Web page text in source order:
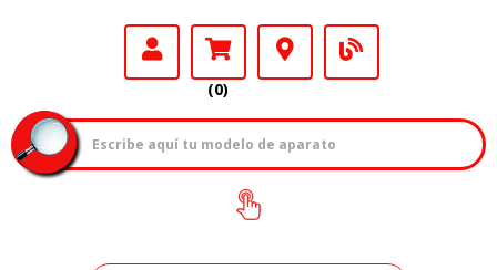
(0)
¿Cómo encontrar
tu modelo?